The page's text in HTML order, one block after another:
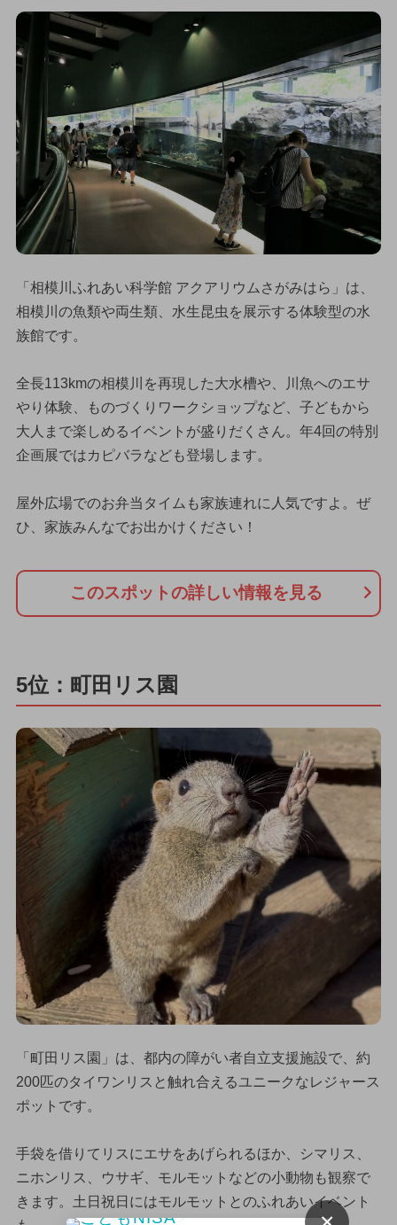
「相模川ふれあい科学館 アクアリウムさがみはら」は、
相模川の魚類や両生類、水生昆虫を展示する体験型の水
族館です。
全長113kmの相模川を再現した大水槽や、川魚へのエサ
やり体験、ものづくりワークショップなど、子どもから
大人まで楽しめるイベントが盛りだくさん。年4回の特別
企画展ではカピバラなども登場します。
屋外広場でのお弁当タイムも家族連れに人気ですよ。ぜ
ひ、家族みんなでお出かけください！
このスポットの詳しい情報を見る
5位：町田リス園
「町田リス園」は、都内の障がい者自立支援施設で、約
200匹のタイワンリスと触れ合えるユニークなレジャース
ポットです。
手袋を借りてリスにエサをあげられるほか、シマリス、
ニホンリス、ウサギ、モルモットなどの小動物も観察で
きます。土日祝日にはモルモットとのふれあいイベント